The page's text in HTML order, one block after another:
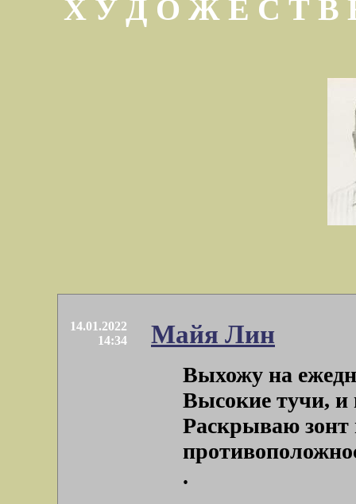
Х У Д О Ж Е С Т
14.01.2022
14:34
Майя Лин
Выхожу на
Высокие тучи, и
Раскрываю зонт
.